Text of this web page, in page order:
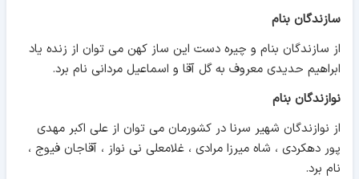
سازندگان بنام
از سازندگان بنام و چیره دست این ساز کهن می توان از زنده یاد
ابراهیم حدیدی معروف به گل آقا و اسماعیل مردانی نام برد.
نوازندگان بنام
از نوازندگان شهیر سرنا در کشورمان می توان از علی اکبر مهدی
پور دهکردی ، شاه میرزا مرادی ، غلامعلی نی نواز ، آقاجان فیوج ،
نام برد.